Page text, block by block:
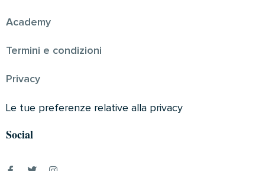
Academy
Termini e condizioni
Privacy
Le tue preferenze relative alla privacy
Social